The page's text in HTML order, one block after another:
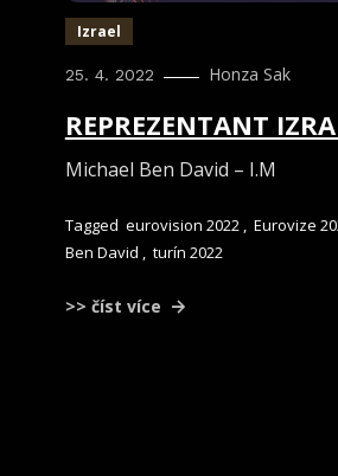
Izrael
25. 4. 2022 Honza Sak
REPREZENTANT
Michael Ben David – I.M
Tagged eurovision 2022 , Eurovize
Ben David , turín 2022
>> číst více